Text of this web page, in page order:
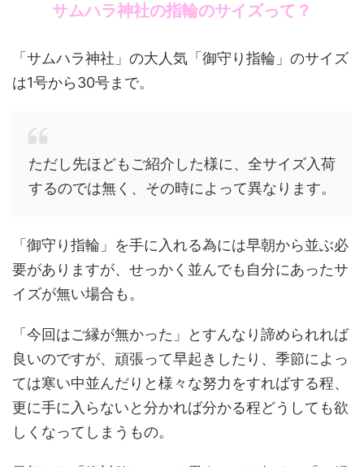
サムハラ神社の指輪のサイズって？
「サムハラ神社」の大人気「御守り指輪」のサイズ
は1号から30号まで。
ただし先ほどもご紹介した様に、全サイズ入荷
するのでは無く、その時によって異なります。
「御守り指輪」を手に入れる為には早朝から並ぶ必
要がありますが、せっかく並んでも自分にあったサ
イズが無い場合も。
「今回はご縁が無かった」とすんなり諦められれば
良いのですが、頑張って早起きしたり、季節によっ
ては寒い中並んだりと様々な努力をすればする程、
更に手に入らないと分かれば分かる程どうしても欲
しくなってしまうもの。